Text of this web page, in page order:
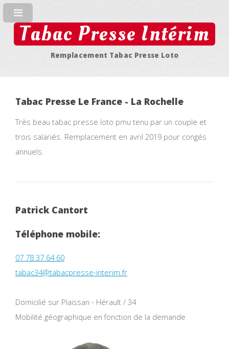
Tabac Presse Intérim
Remplacement Tabac Presse Loto
Tabac Presse Le France - La Rochelle
Très beau tabac presse loto pmu tenu par un couple et
trois salariés. Remplacement en avril 2019 pour congés
annuels.
Patrick Cantort
Téléphone mobile:
07 78 37 64 60
tabac34@tabacpresse-interim.fr
Domicilié sur Plaissan - Hérault / 34
Mobilité géographique en fonction de la demande